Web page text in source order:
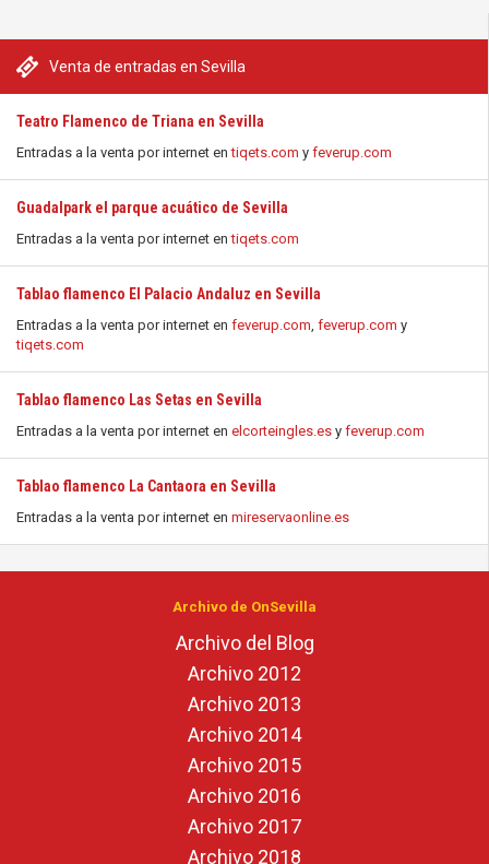
Venta de entradas en Sevilla
Teatro Flamenco de Triana en Sevilla
Entradas a la venta por internet entiqets.com y feverup.com
Guadalpark el parque acuático de Sevilla
Entradas a la venta por internet entiqets.com
Tablao flamenco El Palacio Andaluz en Sevilla
Entradas a la venta por internet en feverup.com, feverup.com y
tiqets.com
Tablao flamenco Las Setas en Sevilla
Entradas a la venta por internet en elcorteingles.es y feverup.com
Tablao flamenco La Cantaora en Sevilla
Entradas a la venta por internet en mireservaonline.es
Archivo de OnSevilla
Archivo del Blog
Archivo 2012
Archivo 2013
Archivo 2014
Archivo 2015
Archivo 2016
Archivo 2017
Archivo 2018